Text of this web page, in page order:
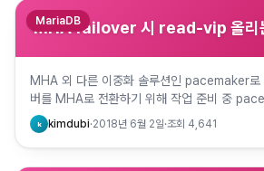
MHA failover 시 read-vip 올리
MariaDB
MHA 외 다른 이중화 솔루션인 pacemaker
버를 MHA로 전환하기 위해 작업 준비 중
행 시 write용 VIP (master…
k kimdubi·2018년 6월 2일·조회 4,641